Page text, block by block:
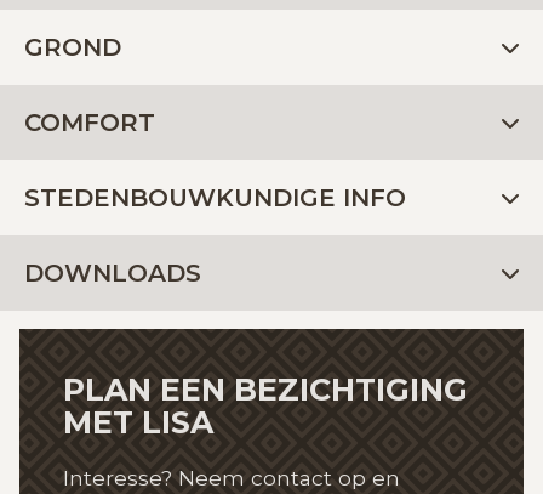
GROND
COMFORT
STEDENBOUWKUNDIGE INFO
DOWNLOADS
PLAN EEN BEZICHTIGING
MET LISA
Interesse? Neem contact op en